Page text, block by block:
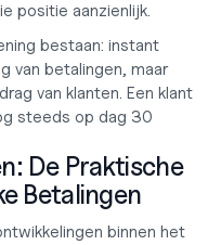
positie aanzienlijk.
bestaan: instant
van betalingen, maar
van klanten. Een klant
steeds op dag 30
De Praktische
Betalingen
binnen het